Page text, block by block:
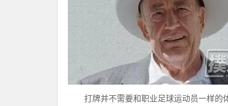
打牌并不需要和职业足球运动员一样的